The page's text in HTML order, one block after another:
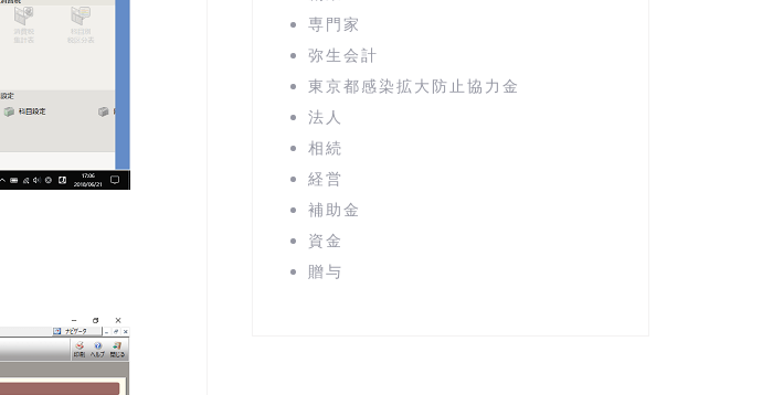
専門家
弥生会計
東京都感染拡大防止協力金
法人
相続
経営
補助金
資金
贈与